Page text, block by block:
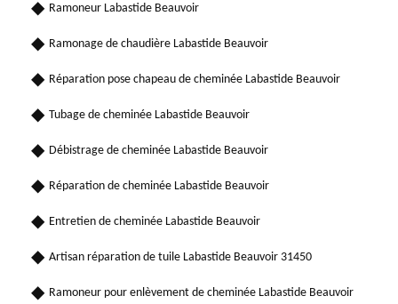
Ramoneur Labastide Beauvoir
Ramonage de chaudière Labastide Beauvoir
Réparation pose chapeau de cheminée Labastide Beauvoir
Tubage de cheminée Labastide Beauvoir
Débistrage de cheminée Labastide Beauvoir
Réparation de cheminée Labastide Beauvoir
Entretien de cheminée Labastide Beauvoir
Artisan réparation de tuile Labastide Beauvoir 31450
Ramoneur pour enlèvement de cheminée Labastide Beauvoir